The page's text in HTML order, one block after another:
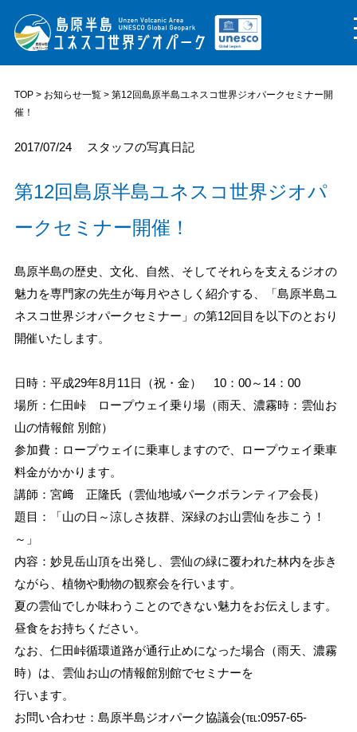
TOP> お知らせ一覧> 第12回島原半島ユネスコ世界ジオパークセミナー開
催！
2017/07/24 スタッフの写真日記
第12回島原半島ユネスコ世界ジオパ
ークセミナー開催！
島原半島の歴史、文化、自然、そしてそれらを支えるジオの
魅力を専門家の先生が毎月やさしく紹介する、「島原半島ユ
ネスコ世界ジオパークセミナー」の第12回目を以下のとおり
開催いたします。
日時：平成29年8月11日（祝・金） 10：00～14：00
場所：仁田峠 ロープウェイ乗り場（雨天、濃霧時：雲仙お
山の情報館 別館）
参加費：ロープウェイに乗車しますので、ロープウェイ乗車
料金がかかります。
講師：宮﨑 正隆氏（雲仙地域パークボランティア会長）
題目：「山の日～涼しさ抜群、深緑のお山雲仙を歩こう！
～」
内容：妙見岳山頂を出発し、雲仙の緑に覆われた林内を歩き
ながら、植物や動物の観察会を行います。
夏の雲仙でしか味わうことのできない魅力をお伝えします。
昼食をお持ちください。
なお、仁田峠循環道路が通行止めになった場合（雨天、濃霧
時）は、雲仙お山の情報館別館でセミナーを
行います。
お問い合わせ：島原半島ジオパーク協議会(℡:0957-65-